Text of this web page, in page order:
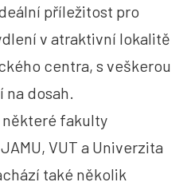
příležitost pro
v atraktivní lokalitě
centra, s veškerou
dosah.
některé fakulty
VUT a Univerzita
také několik